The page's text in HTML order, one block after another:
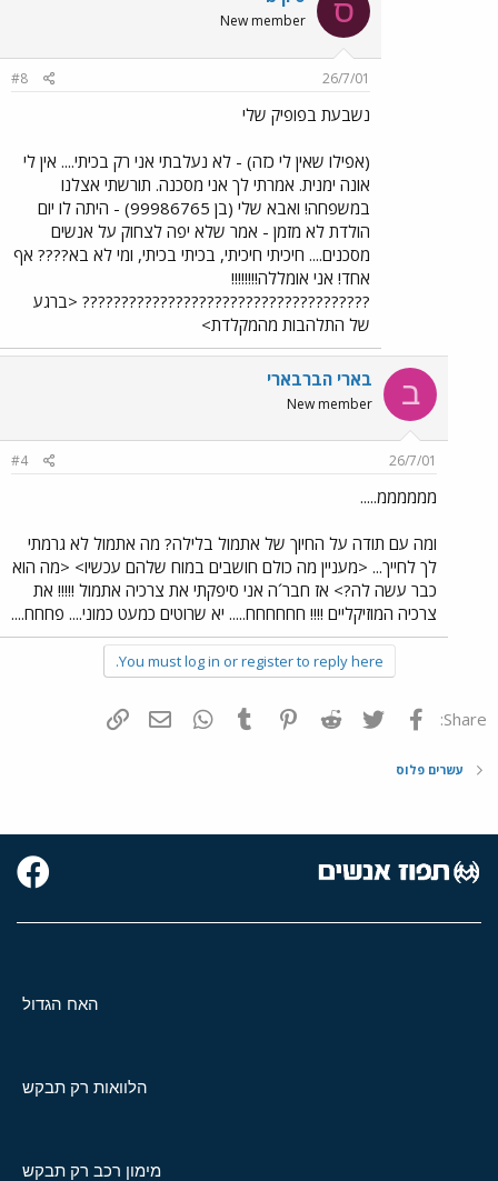
ס New member
26/7/01
#8
נשבעת בפופיק שלי
(אפילו שאין לי כזה) - לא נעלבתי אני רק בכיתי.... אין לי
אונה ימנית. אמרתי לך אני מסכנה. תורשתי אצלנו
במשפחה! ואבא שלי (בן 99986765) - היתה לו יום
הולדת לא מזמן - אמר שלא יפה לצחוק על אנשים
מסכנים.... חיכיתי חיכיתי, בכיתי בכיתי, ומי לא בא???? אף
אחד! אני אומללה!!!!!!!!
????????????????????????????????????? <ברגע
של התלהבות מהמקלדת>
ב בארי הברבארי
New member
26/7/01
#4
ממממממ.....
ומה עם תודה על החיוך של אתמול בלילה? מה אתמול לא גרמתי
לך לחייך... <מעניין מה כולם חושבים במוח שלהם עכשיו> <מה הוא
כבר עשה לה?> אז חבר´ה אני סיפקתי את צרכיה אתמול !!!!! את
צרכיה המוזיקליים !!!! חחחחחח..... יא שרוטים כמעט כמוני.... פחחח....
You must log in or register to reply here.
Share: פייסבוק Twitter
Reddit
Pinterest
Tumblr
WhatsAppדואר אלקטרוני
עשרים פלוס
האח הגדול
הלוואות רק תבקש
מימון רכב רק תבקש